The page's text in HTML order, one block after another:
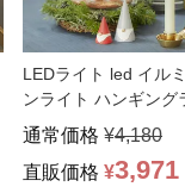
LEDライト led イル
ンライト ハンギング
BALL 照明 …
通常価格 ¥4,180
直販価格 ¥3,971